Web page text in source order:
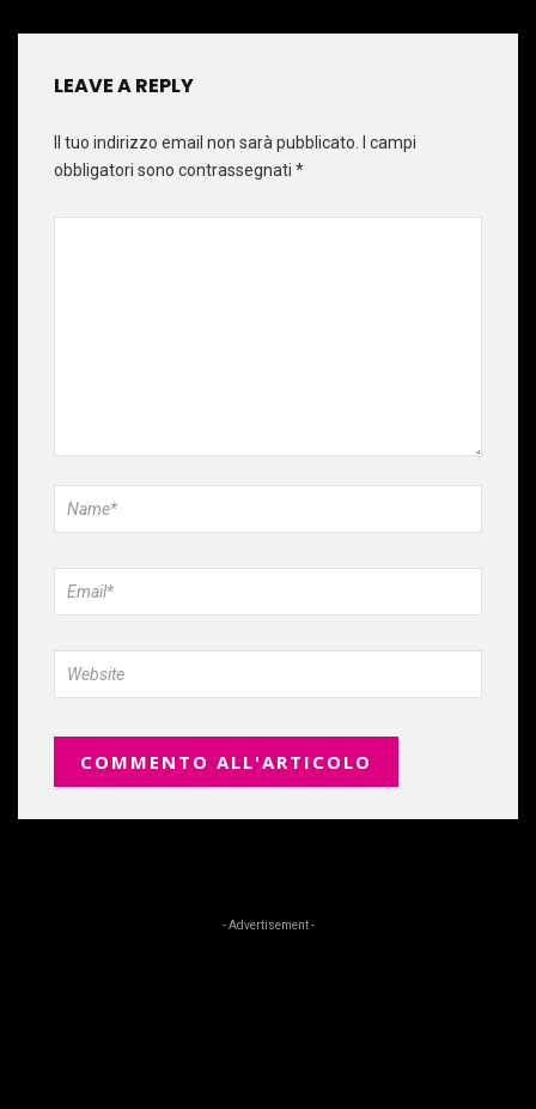
LEAVE A REPLY
Il tuo indirizzo email non sarà pubblicato.
I campi
obbligatori sono contrassegnati *
- Advertisement -